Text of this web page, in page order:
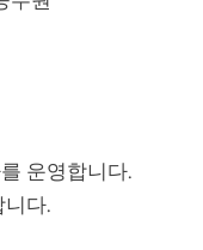
운영합니다.
다.